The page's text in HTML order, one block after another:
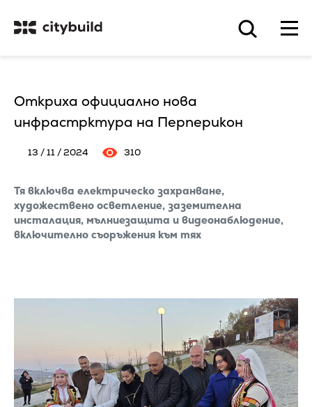
Откриха официално нова
инфрастрктура на Перперикон
13 / 11 / 2024 310
Тя включва електрическо захранване,
художествено осветление, заземителна
инсталация, мълниезащита и видеонаблюдение,
включително съоръжения към тях